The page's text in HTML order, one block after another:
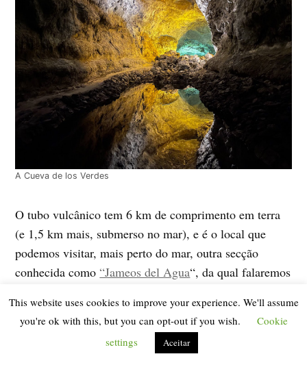
A Cueva de los Verdes
O tubo vulcânico tem 6 km de comprimento em terra
(e 1,5 km mais, submerso no mar), e é o local que
podemos visitar, mais perto do mar, outra secção
conhecida como“Jameos del Agua“, da qual falaremos
lava são formados,aqui pode ver um vídeo da Radio
Televisión Canariaonde, após a recente erupção emLa
, o explicam muito bem e de uma forma gráfica,
This website uses cookies to improve your experience. We'll assume
you're ok with this, but you can opt-out if you wish.
Cookie
settings
Aceitar